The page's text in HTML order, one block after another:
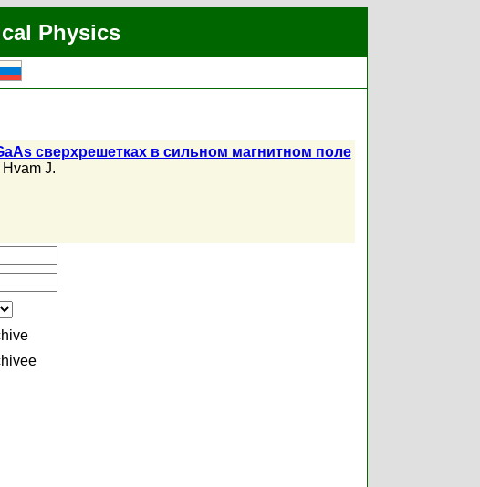
Physics
сверхрешетках в сильном магнитном поле
Hvam J.